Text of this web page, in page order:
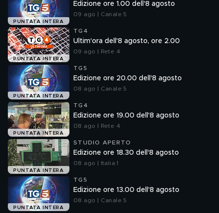
PUNTATA INTERA
Edizione ore 1.00 dell'8 agosto
09 ago | Canale 5
PUNTATA INTERA
TG4
Ultim'ora dell'8 agosto, ore 2.00
09 ago | Rete 4
PUNTATA INTERA
TG5
Edizione ore 20.00 dell'8 agosto
08 ago | Canale 5
PUNTATA INTERA
TG4
Edizione ore 19.00 dell'8 agosto
08 ago | Rete 4
PUNTATA INTERA
STUDIO APERTO
Edizione ore 18.30 dell'8 agosto
08 ago | Italia 1
PUNTATA INTERA
TG5
Edizione ore 13.00 dell'8 agosto
08 ago | Canale 5